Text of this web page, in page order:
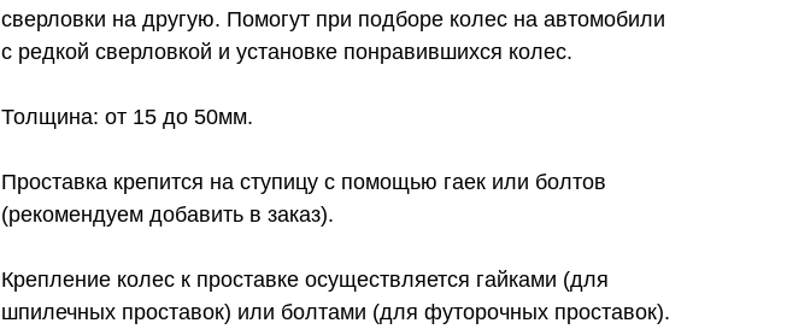
сверловки на другую. Помогут при подборе колес на автомобили
с редкой сверловкой и установке понравившихся колес.
Толщина: от 15 до 50мм.
Проставка крепится на ступицу с помощью гаек или болтов
(рекомендуем добавить в заказ).
Крепление колес к проставке осуществляется гайками (для
шпилечных проставок) или болтами (для футорочных проставок).